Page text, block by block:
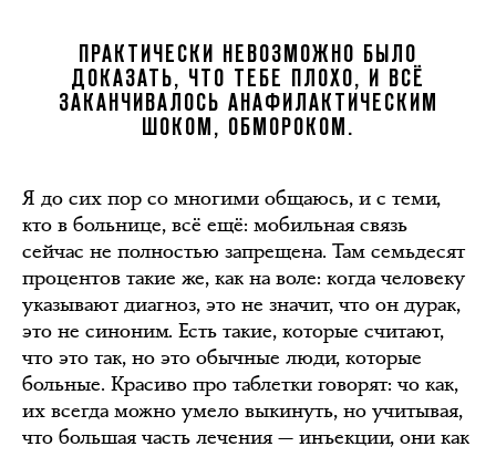
ПРАКТИЧЕСКИ НЕВОЗМОЖНО БЫЛО
ДОКАЗАТЬ, ЧТО ТЕБЕ ПЛОХО, И ВСЁ
ЗАКАНЧИВАЛОСЬ АНАФИЛАКТИЧЕСКИМ
ШОКОМ, ОБМОРОКОМ.
Я до сих пор со многими общаюсь, и с теми,
кто в больнице, всё ещё: мобильная связь
сейчас не полностью запрещена. Там семьдесят
процентов такие же, как на воле: когда человеку
указывают диагноз, это не значит, что он дурак,
это не синоним. Есть такие, которые считают,
что это так, но это обычные люди, которые
больные. Красиво про таблетки говорят: чо как,
их всегда можно умело выкинуть, но учитывая,
что большая часть лечения — инъекции, они как